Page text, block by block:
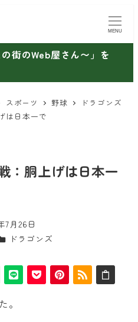
MENU
街のWeb屋さん〜」を
スポーツ 野球
ドラゴンズ
は日本一で
：胴上げは日本一
7月26日
テゴリー
ドラゴンズ
。